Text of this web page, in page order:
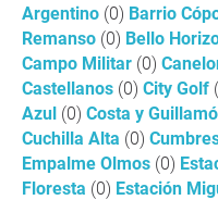
Argentino (0) Barrio
Remanso (0) Bello
Campo Militar (0)
Castellanos (0) City Golf
Azul (0) Costa y
Cuchilla Alta (0)
Empalme Olmos (0)
Floresta (0) Estación